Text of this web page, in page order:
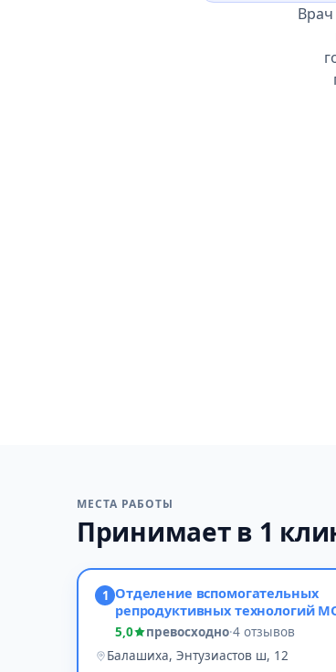
МЕСТА РАБОТЫ
Принимает в 1
1 Отделение вспомогательных
репродуктивных технологий
5,0 превосходно·4 отзывов
Балашиха, Энтузиастов ш, 12